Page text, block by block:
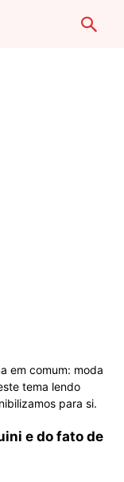
em comum: moda
tema lendo
para si.
e do fato de